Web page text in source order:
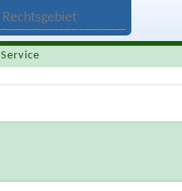
Service